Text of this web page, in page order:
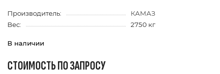
Производитель:
КАМАЗ
Вес:
2750 кг
В наличии
СТОИМОСТЬ ПО ЗАПРОСУ